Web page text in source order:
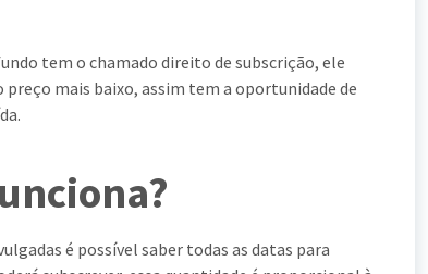
tem o chamado direito de subscrição, ele
mais baixo, assim tem a oportunidade de
é possível saber todas as datas para